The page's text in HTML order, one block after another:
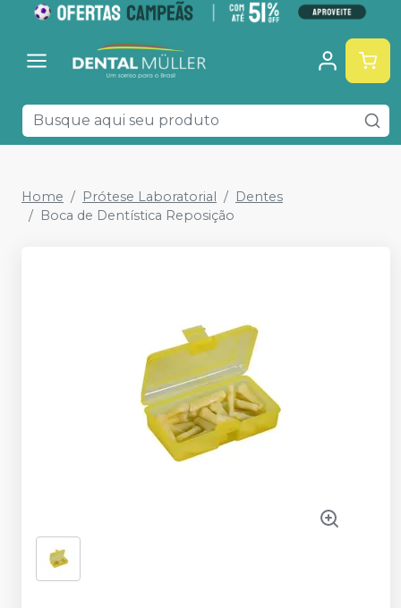
Home Prótese Laboratorial
Dentes
Boca de Dentística Reposição